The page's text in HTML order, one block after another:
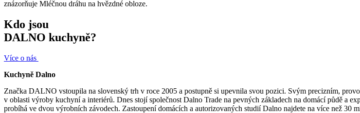
znázorňuje Mléčnou dráhu na hvězdné obloze.
Kdo jsou
DALNO kuchyně?
Více o nás
Kuchyně Dalno
Značka DALNO vstoupila na slovenský trh v roce 2005 a postupně si upevnila svou pozici. Svým precizním,
v oblasti výroby kuchyní a interiérů. Dnes stojí společnost Dalno Trade na pevných základech na domácí půdě a
probíhá ve dvou výrobních závodech. Zastoupení domácích a autorizovaných studií Dalno najdete na více než 30